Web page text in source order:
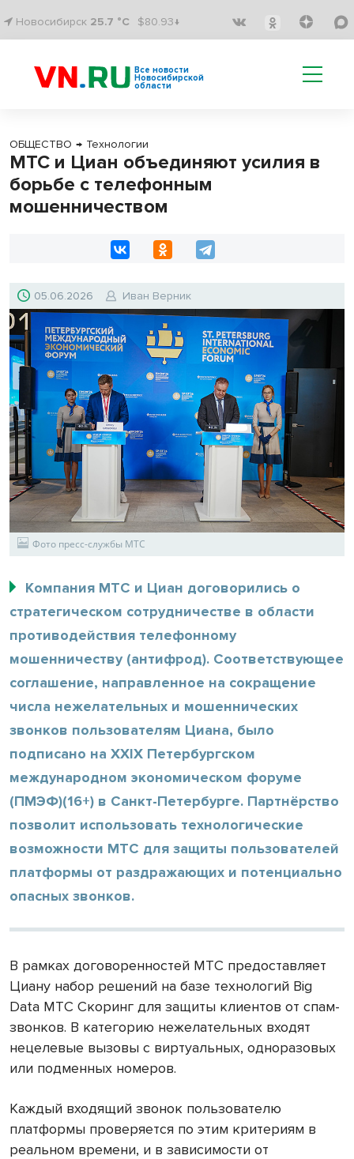
Новосибирск 25.7 °C $80.93↓
Все новости
Новосибирской
области
ОБЩЕСТВО → Технологии
МТС и Циан объединяют усилия в
борьбе с телефонным
мошенничеством
05.06.2026 Иван Верник
Фото пресс-службы МТС
Компания МТС и Циан договорились о
стратегическом сотрудничестве в области
противодействия телефонному
мошенничеству (антифрод). Соответствующее
соглашение, направленное на сокращение
числа нежелательных и мошеннических
звонков пользователям Циана, было
подписано на XXIX Петербургском
международном экономическом форуме
(ПМЭФ)(16+) в Санкт-Петербурге. Партнёрство
позволит использовать технологические
возможности МТС для защиты пользователей
платформы от раздражающих и потенциально
опасных звонков.
В рамках договоренностей МТС предоставляет
Циану набор решений на базе технологий Big
Data МТС Скоринг для защиты клиентов от спам-
звонков. В категорию нежелательных входят
нецелевые вызовы с виртуальных, одноразовых
или подменных номеров.
Каждый входящий звонок пользователю
платформы проверяется по этим критериям в
реальном времени, и в зависимости от